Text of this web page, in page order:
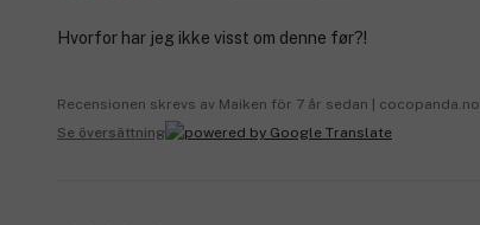
Hvorfor har jeg ikke visst om denne før?!
Recensionen skrevs av Maiken för 7 år sedan | cocopanda.no
Se översättning